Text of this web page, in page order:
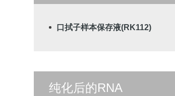
口拭子样本保存液(RK112)
纯化后的RNA